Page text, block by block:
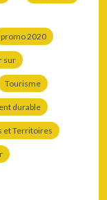
promo 2020
sur
Tourisme
durable
et Territoires